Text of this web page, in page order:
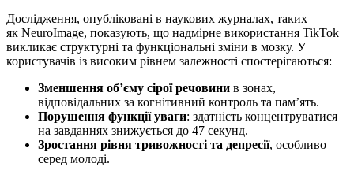
Дослідження, опубліковані в наукових журналах, таких
як NeuroImage, показують, що надмірне використання TikTok
викликає структурні та функціональні зміни в мозку. У
користувачів із високим рівнем залежності спостерігаються:
Зменшення об’єму сірої речовини в зонах,
відповідальних за когнітивний контроль та пам’ять.
Порушення функції уваги: здатність концентруватися
на завданнях знижується до 47 секунд.
Зростання рівня тривожності та депресії, особливо
серед молоді.